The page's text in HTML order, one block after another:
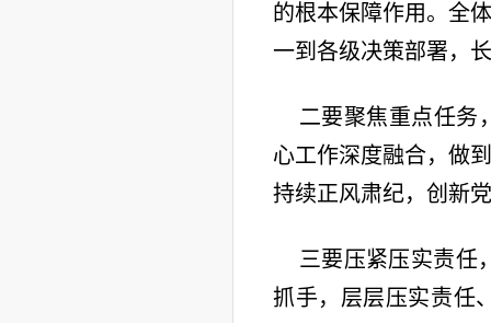
的根本保障作用。全
一到各级决策部署，
二要聚焦重点任务
心工作深度融合，做
持续正风肃纪，创新
三要压紧压实责任
抓手，层层压实责任